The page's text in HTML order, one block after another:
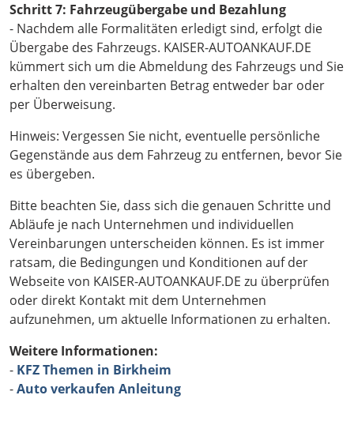
Schritt 7: Fahrzeugübergabe und Bezahlung
- Nachdem alle Formalitäten erledigt sind, erfolgt die
Übergabe des Fahrzeugs. KAISER-AUTOANKAUF.DE
kümmert sich um die Abmeldung des Fahrzeugs und Sie
erhalten den vereinbarten Betrag entweder bar oder
per Überweisung.
Hinweis: Vergessen Sie nicht, eventuelle persönliche
Gegenstände aus dem Fahrzeug zu entfernen, bevor Sie
es übergeben.
Bitte beachten Sie, dass sich die genauen Schritte und
Abläufe je nach Unternehmen und individuellen
Vereinbarungen unterscheiden können. Es ist immer
ratsam, die Bedingungen und Konditionen auf der
Webseite von KAISER-AUTOANKAUF.DE zu überprüfen
oder direkt Kontakt mit dem Unternehmen
aufzunehmen, um aktuelle Informationen zu erhalten.
Weitere Informationen:
- KFZ Themen in Birkheim
-Auto verkaufen Anleitung